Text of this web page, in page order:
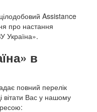
Assistance
про настання
Україна».
в
повний перелік
вітати Вас у нашому